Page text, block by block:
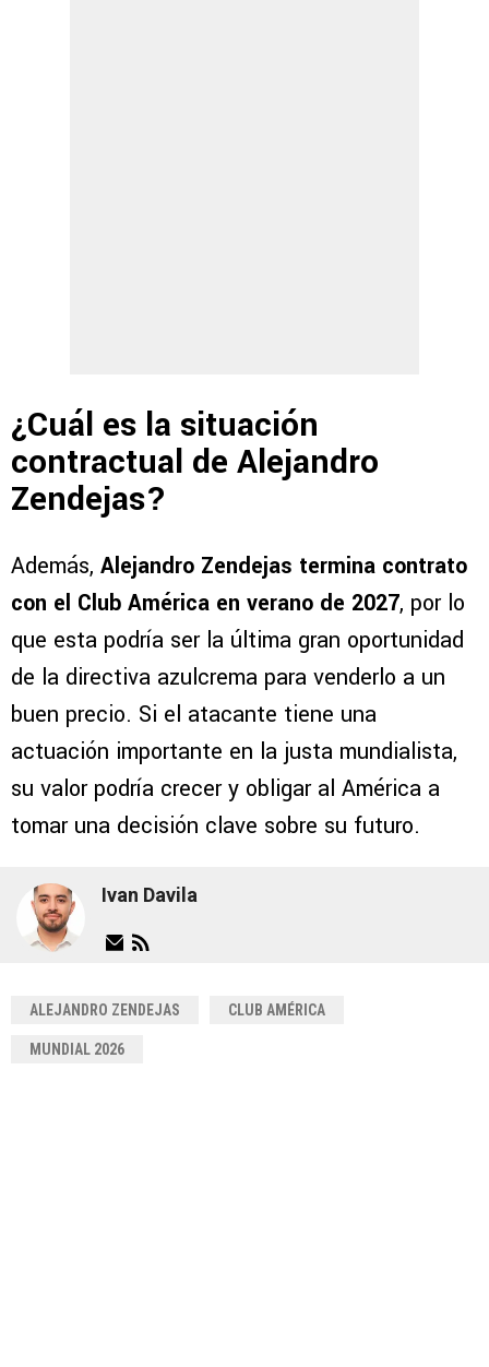
¿Cuál es la situación
contractual de Alejandro
Zendejas?
Además, Alejandro Zendejas termina contrato
con el Club América en verano de 2027, por lo
que esta podría ser la última gran oportunidad
de la directiva azulcrema para venderlo a un
buen precio. Si el atacante tiene una
actuación importante en la justa mundialista,
su valor podría crecer y obligar al América a
tomar una decisión clave sobre su futuro.
Ivan Davila
ALEJANDRO ZENDEJAS CLUB AMÉRICA
MUNDIAL 2026